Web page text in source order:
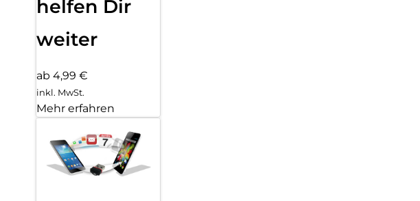
helfen Dir
weiter
ab 4,99 €
inkl. MwSt.
Mehr erfahren